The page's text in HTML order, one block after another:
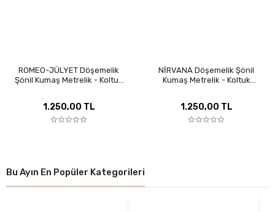
ROMEO-JÜLYET Döşemelik
Şönil Kumaş Metrelik - Koltuk
1.250,00 TL
NİRVANA Döşemelik Şönil
Kumaş Metrelik - Koltuk
1.250,00 TL
Bu Ayın En Popüler Kategorileri